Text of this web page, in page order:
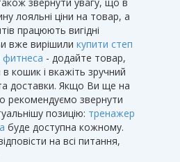
лояльні ціни на товар, а
працюють вигідні
вже вирішили купити степ
- додайте товар,
кошик і вкажіть зручний
доставки. Якщо Ви ще на
рекомендуємо звернути
позицію: тренажер
буде доступна кожному.
на всі питання,